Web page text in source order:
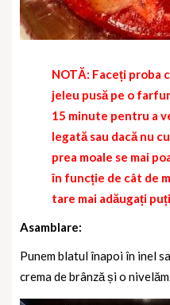
NOTĂ: Faceți proba
jeleu pusă pe o
15 minute pentru a
legată sau dacă nu
prea moale se mai
în funcție de cât de
tare mai adăugați
Asamblare:
Punem blatul înapoi în inel
crema de brânză și o